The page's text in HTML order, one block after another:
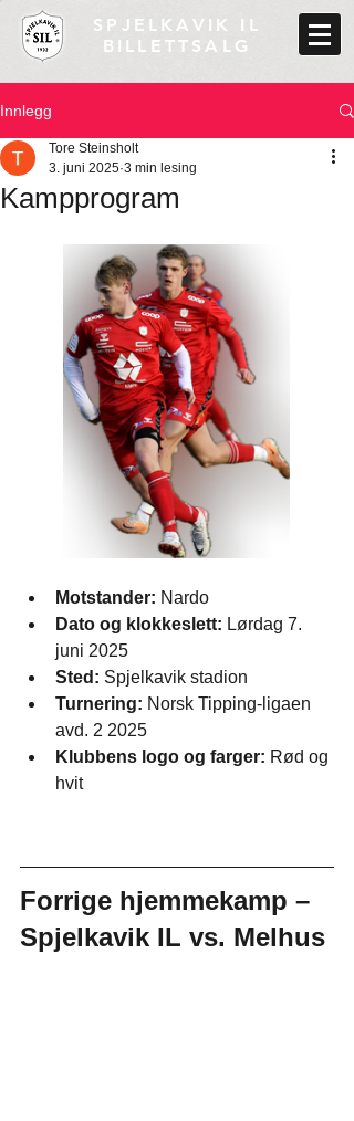
SPJELKAVIK IL
BILLETTSALG
Innlegg
Kampprogram
Tore Steinsholt
3. juni 2025 3 min lesing
Motstander: Nardo
Dato og klokkeslett: Lørdag 7.
juni 2025
Sted: Spjelkavik stadion
Turnering: Norsk Tipping-ligaen
avd. 2 2025
Klubbens logo og farger: Rød og
hvit
Forrige hjemmekamp –
Spjelkavik IL vs. Melhus